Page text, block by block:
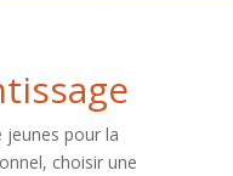
jeunes pour la
choisir une